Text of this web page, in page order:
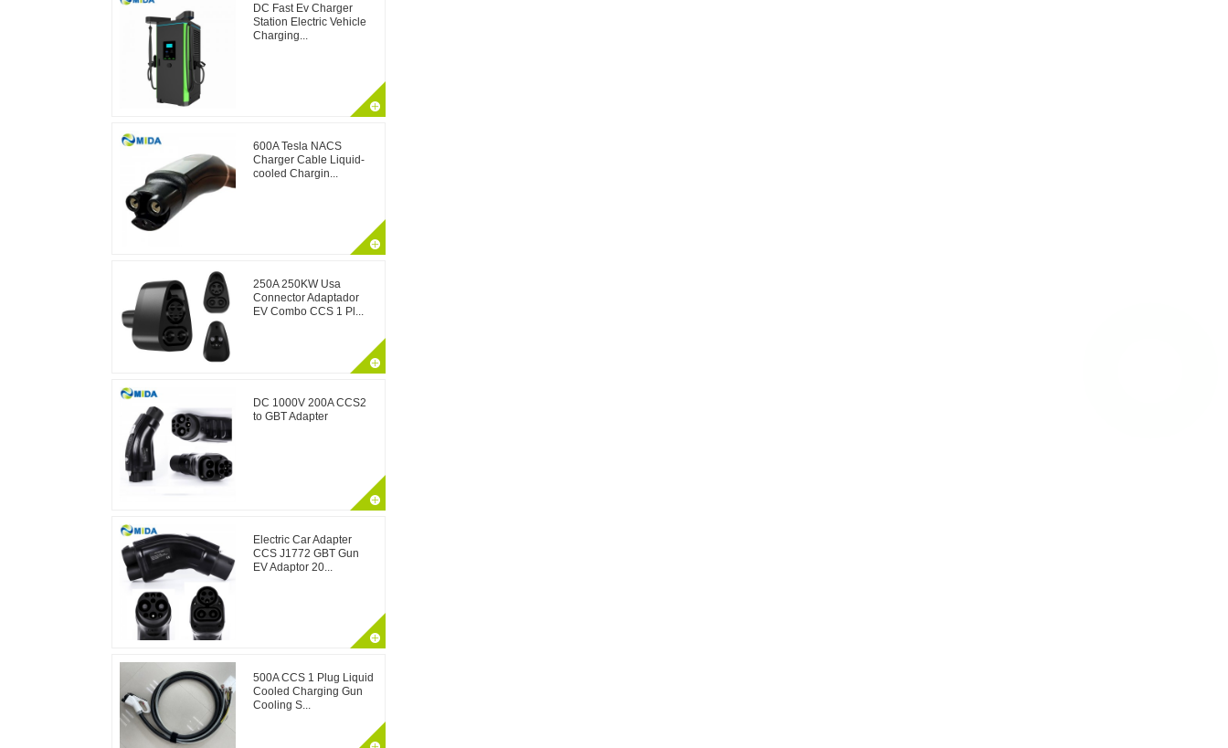
DC Fast Ev Charger
Station Electric Vehicle
Charging...
600A Tesla NACS
Charger Cable Liquid-
cooled Chargin...
250A 250KW Usa
Connector Adaptador
EV Combo CCS 1 Pl...
DC 1000V 200A CCS2
to GBT Adapter
Electric Car Adapter
CCS J1772 GBT Gun
EV Adaptor 20...
500A CCS 1 Plug Liquid
Cooled Charging Gun
Cooling S...